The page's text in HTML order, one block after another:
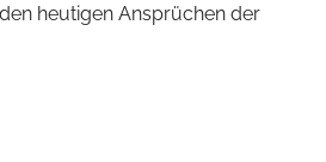
heutigen Ansprüchen der